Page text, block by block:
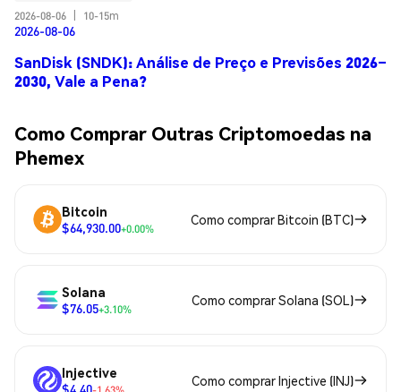
2026-08-06
10-15m
2026-08-06
SanDisk (SNDK): Análise de Preço e Previsões 2026–
2030, Vale a Pena?
Como Comprar Outras Criptomoedas na
Phemex
Bitcoin
$64,930.00+0.00%
Como comprar Bitcoin (BTC)
Solana
$76.05+3.10%
Como comprar Solana (SOL)
Injective
$4.40
Como comprar Injective (INJ)